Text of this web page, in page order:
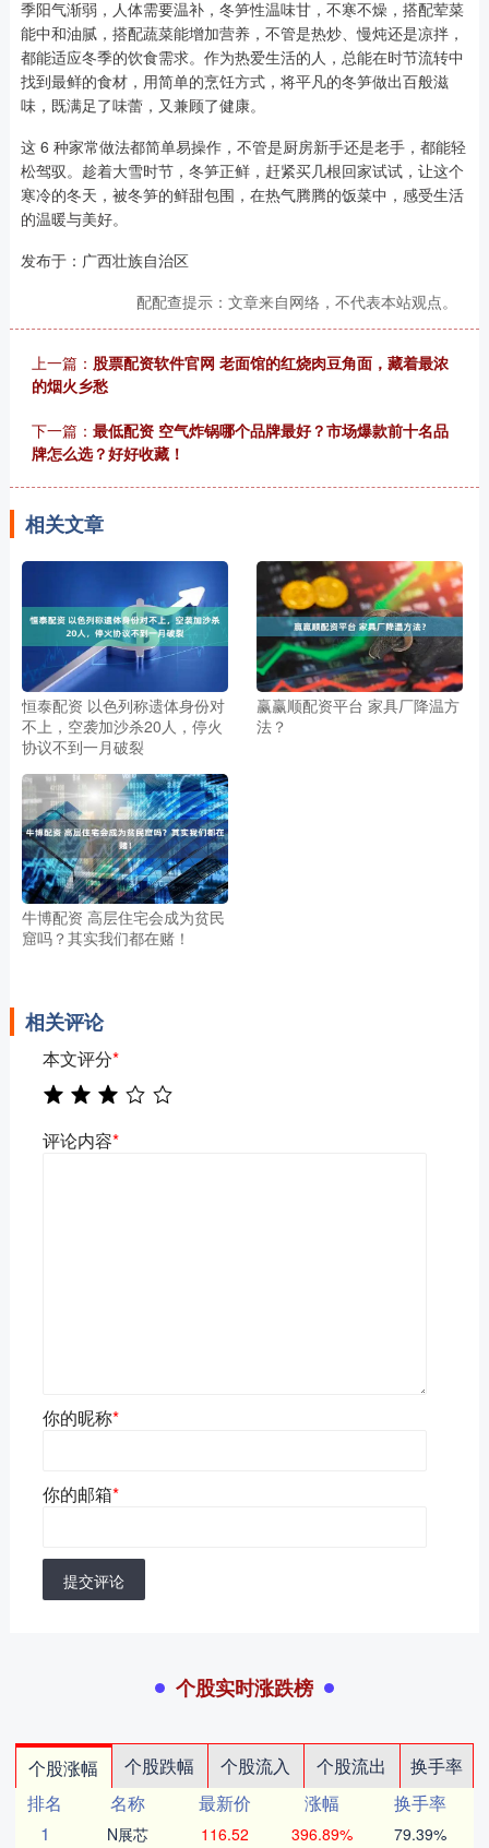
季阳气渐弱，人体需要温补，冬笋性温味甘，不寒不燥，搭配荤菜
能中和油腻，搭配蔬菜能增加营养，不管是热炒、慢炖还是凉拌，
都能适应冬季的饮食需求。作为热爱生活的人，总能在时节流转中
找到最鲜的食材，用简单的烹饪方式，将平凡的冬笋做出百般滋
味，既满足了味蕾，又兼顾了健康。
这 6 种家常做法都简单易操作，不管是厨房新手还是老手，都能轻
松驾驭。趁着大雪时节，冬笋正鲜，赶紧买几根回家试试，让这个
寒冷的冬天，被冬笋的鲜甜包围，在热气腾腾的饭菜中，感受生活
的温暖与美好。
发布于：广西壮族自治区
配配查提示：文章来自网络，不代表本站观点。
上一篇： 股票配资软件官网 老面馆的红烧肉豆角面，藏着最浓
的烟火乡愁
下一篇： 最低配资 空气炸锅哪个品牌最好？市场爆款前十名品
牌怎么选？好好收藏！
相关文章
恒泰配资 以色列称遗体身份对
不上，空袭加沙杀20人，停火
协议不到一月破裂
赢赢顺配资平台 家具厂降温方
法？
牛博配资 高层住宅会成为贫民
窟吗？其实我们都在赌！
相关评论
本文评分*
评论内容*
你的昵称*
你的邮箱*
提交评论
个股实时涨跌榜
个股涨幅 个股跌幅 个股流入 个股流出
换手率
排名
名称 最新价 涨幅
换手率
1
N展芯 116.52 396.89% 79.39%